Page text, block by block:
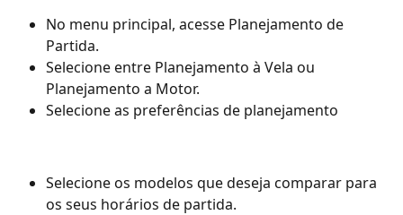
No menu principal, acesse Planejamento de
Partida.
Selecione entre Planejamento à Vela ou
Planejamento a Motor.
Selecione as preferências de planejamento
Selecione os modelos que deseja comparar para
os seus horários de partida.